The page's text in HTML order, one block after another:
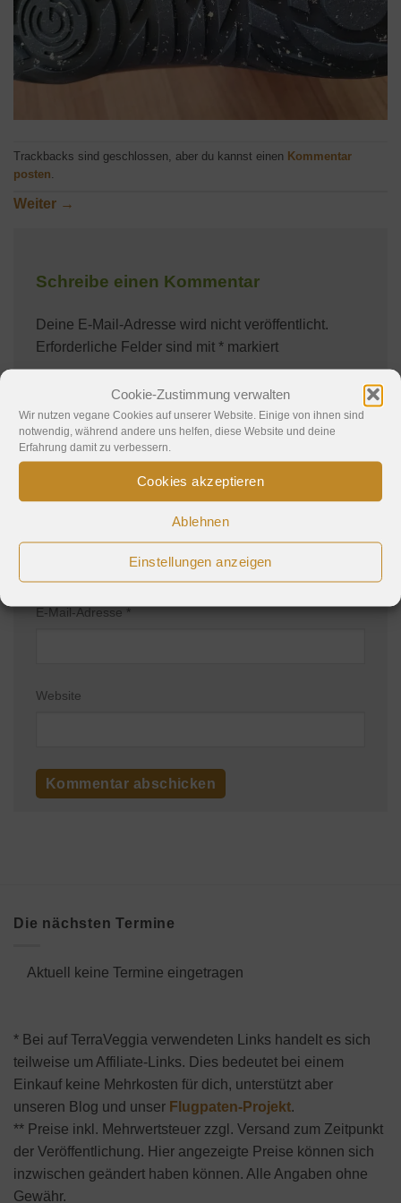
Cookie-Zustimmung verwalten
Wir nutzen vegane Cookies auf unserer Website. Einige von ihnen sind
notwendig, während andere uns helfen, diese Website und deine
Erfahrung damit zu verbessern.
Cookies akzeptieren
Ablehnen
Einstellungen anzeigen
Trackbacks sind geschlossen, aber du kannst einen Kommentar
posten
Weiter →
Schreibe einen Kommentar
Deine E-Mail-Adresse wird nicht veröffentlicht.
Erforderliche Felder sind mit * markiert
Kommentar*
E-Mail-Adresse *
Website
Die nächsten Termine
Aktuell keine Termine eingetragen
* Bei auf TerraVeggia verwendeten Links handelt es sich
teilweise um Affiliate-Links. Dies bedeutet bei einem
Einkauf keine Mehrkosten für dich, unterstützt aber
unseren Blog und unser Flugpaten-Projekt.
** Preise inkl. Mehrwertsteuer zzgl. Versand zum Zeitpunkt
der Veröffentlichung. Hier angezeigte Preise können sich
inzwischen geändert haben können. Alle Angaben ohne
Gewähr.